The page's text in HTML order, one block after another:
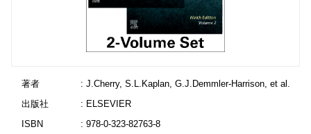
著者
: J.Cherry, S.L.Kaplan, G.J.Demmler-Harrison, et al.
出版社
: ELSEVIER
ISBN
: 978-0-323-82763-8